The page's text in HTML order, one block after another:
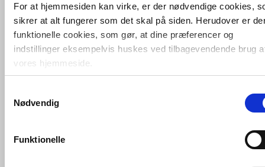
For at hjemmesiden kan virke, er der nødvendige cookies,
sikrer at alt fungerer som det skal på siden. Herudover er
funktionelle cookies, som gør, at dine præferencer og
indstillinger eksempelvis huskes ved tilbagevendende brug
vores hjemmeside.
Foruden nødvendige og funktionelle cookies er der
cookies. Disse bruger vi bl.a. til at måle trafik, omsætning,
marketingcookies, som vi bruger til at målrette vores
markedsføring med henblik på annonceindhold, som giver
Nødvendig
Funktionelle
m/backlight, varme og sensor
Levering 5-10 dage